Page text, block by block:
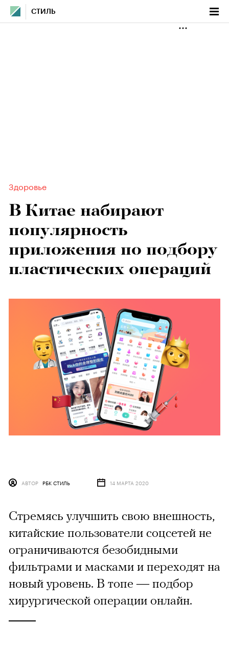
СТИЛЬ
Здоровье
В Китае набирают
популярность
приложения по подбору
пластических операций
АВТОР РБК СТИЛЬ 14 МАРТА 2020
Стремясь улучшить свою внешность,
китайские пользователи соцсетей не
ограничиваются безобидными
фильтрами и масками и переходят на
новый уровень. В топе — подбор
хирургической операции онлайн.